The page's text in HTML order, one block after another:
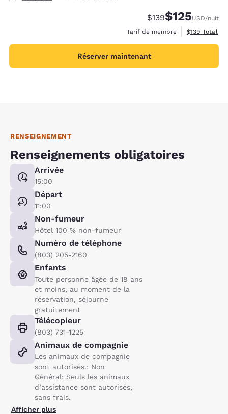
Tarif barré :
$139Tarif réduit :
$125USD/nuit
Tarif de membre
Afficher les
$139 Total
Réserver maintenant
RENSEIGNEMENT
Renseignements obligatoires
Arrivée
15:00
Départ
11:00
Non-fumeur
Hôtel 100 % non-fumeur
Numéro de téléphone
(803) 205-2160
Enfants
Toute personne âgée de 18 ans
et moins, au moment de la
réservation, séjourne
gratuitement
Télécopieur
(803) 731-1225
Animaux de compagnie
Les animaux de compagnie
sont autorisés.: Non
Général: Seuls les animaux
d’assistance sont autorisés,
sans frais.
Afficher plus